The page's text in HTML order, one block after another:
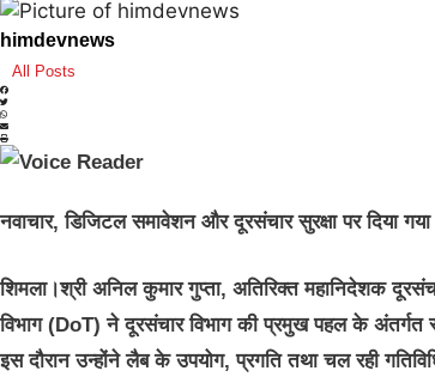
himdevnews
All Posts
नवाचार, डिजिटल समावेशन और दूरसंचार सुरक्षा पर दिया गया
शिमला।श्री अनिल कुमार गुप्ता, अतिरिक्त महानिदेशक
विभाग (DoT) ने दूरसंचार विभाग की प्रमुख पहल के अंतर्गत
इस दौरान उन्होंने लैब के उपयोग, प्रगति तथा चल रही